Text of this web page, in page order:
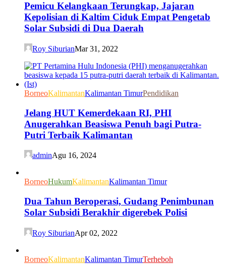
Pemicu Kelangkaan Terungkap, Jajaran
Kepolisian di Kaltim Ciduk Empat Pengetab
Solar Subsidi di Dua Daerah
Roy SiburianMar 31, 2022
BorneoKalimantanKalimantan TimurPendidikan
Jelang HUT Kemerdekaan RI, PHI
Anugerahkan Beasiswa Penuh bagi Putra-
Putri Terbaik Kalimantan
adminAgu 16, 2024
BorneoHukumKalimantanKalimantan Timur
Dua Tahun Beroperasi, Gudang Penimbunan
Solar Subsidi Berakhir digerebek Polisi
Roy SiburianApr 02, 2022
BorneoKalimantanKalimantan TimurTerheboh